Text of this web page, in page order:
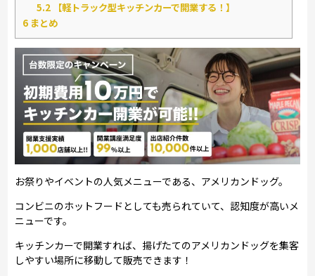
5.2 【軽トラック型キッチンカーで開業する！】
6 まとめ
お祭りやイベントの人気メニューである、アメリカンドッグ。
コンビニのホットフードとしても売られていて、認知度が高いメ
ニューです。
キッチンカーで開業すれば、揚げたてのアメリカンドッグを集客
しやすい場所に移動して販売できます！